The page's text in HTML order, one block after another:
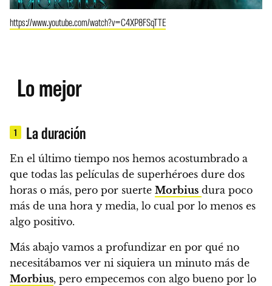
https://www.youtube.com/watch?v=C4XP8FSqTTE
Lo mejor
1 La duración
En el último tiempo nos hemos acostumbrado a
que todas las películas de superhéroes dure dos
horas o más, pero por suerte Morbius dura poco
más de una hora y media, lo cual por lo menos es
algo positivo.
Más abajo vamos a profundizar en por qué no
necesitábamos ver ni siquiera un minuto más de
Morbius, pero empecemos con algo bueno por lo